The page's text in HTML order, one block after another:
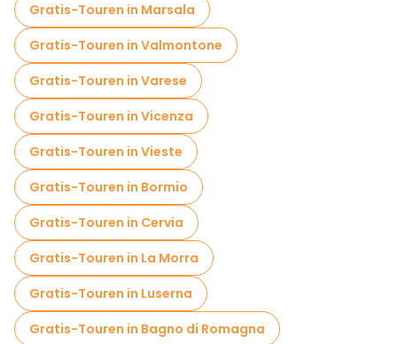
Gratis-Touren in Marsala
Gratis-Touren in Valmontone
Gratis-Touren in Varese
Gratis-Touren in Vicenza
Gratis-Touren in Vieste
Gratis-Touren in Bormio
Gratis-Touren in Cervia
Gratis-Touren in La Morra
Gratis-Touren in Luserna
Gratis-Touren in Bagno di Romagna